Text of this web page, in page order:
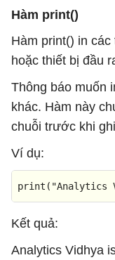
Hàm print()
Hàm print() in
hoặc thiết bị đầu
Thông báo muốn
khác. Hàm này
chuỗi trước khi
Ví dụ:
print ( "Analytics
Kết quả:
Analytics Vidhya